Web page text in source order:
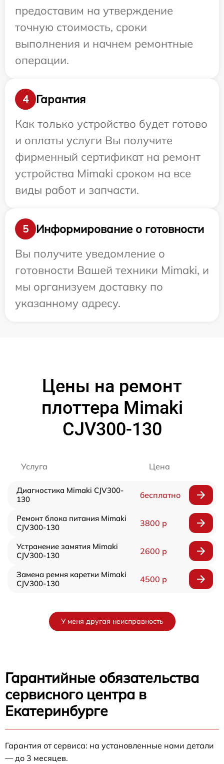
предоставим на утверждение
точную стоимость, сроки
выполнения и начнем ремонтные
операции.
4
Гарантия
Как только устройство будет готово
и оплаты услуги Вы получите
фирменный сертификат на ремонт
устройства Mimaki сроком на все
виды работ и запчасти.
5
Информирование о готовности
Вы получите уведомление о
готовности Вашей техники Mimaki, и
мы организуем доставку по
указанному адресу.
Цены на ремонт
плоттера Mimaki
CJV300-130
Услуга Цена
Диагностика Mimaki CJV300-
130
бесплатно
Ремонт блока питания Mimaki
CJV300-130
3800 р
Устранение замятия Mimaki
CJV300-130
2600 р
Замена ремня каретки Mimaki
CJV300-130
4500 р
У меня другая неисправность
Гарантийные обязательства
сервисного центра в
Екатеринбурге
Гарантия от сервиса: на установленные нами детали
— до 3 месяцев.